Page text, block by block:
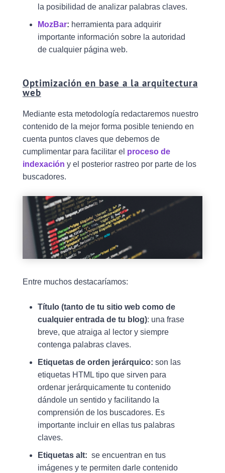
la posibilidad de analizar palabras claves.
MozBar: herramienta para adquirir
importante información sobre la autoridad
de cualquier página web.
Optimización en base a la arquitectura
web
Mediante esta metodología redactaremos nuestro
contenido de la mejor forma posible teniendo en
cuenta puntos claves que debemos de
cumplimentar para facilitar el proceso de
indexación y el posterior rastreo por parte de los
buscadores.
Entre muchos destacaríamos:
Título (tanto de tu sitio web como de
cualquier entrada de tu blog): una frase
breve, que atraiga al lector y siempre
contenga palabras claves.
Etiquetas de orden jerárquico: son las
etiquetas HTML tipo que sirven para
ordenar jerárquicamente tu contenido
dándole un sentido y facilitando la
comprensión de los buscadores. Es
importante incluir en ellas tus palabras
claves.
Etiquetas alt: se encuentran en tus
imágenes y te permiten darle contenido